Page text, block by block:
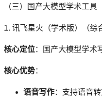
（三）国产大模型学术工具
1. 讯飞星火（学术版）（综
核心定位：国产大模型学术
核心优势：
语音写作：支持语音